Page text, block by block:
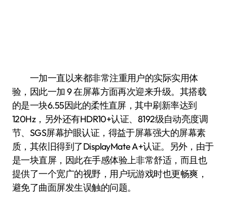
一加一直以来都非常注重用户的实际实用体
验，因此一加 9 在屏幕方面再次迎来升级。其搭载
的是一块6.55因此的柔性直屏，其中刷新率达到
120Hz，另外还有HDR10+认证、8192级自动亮度调
节、SGS屏幕护眼认证，得益于屏幕强大的屏幕素
质，其依旧得到了DisplayMate A+认证。另外，由于
是一块直屏，因此在手感体验上非常舒适，而且也
提供了一个宽广的视野，用户玩游戏时也更畅爽，
避免了曲面屏发生误触的问题。